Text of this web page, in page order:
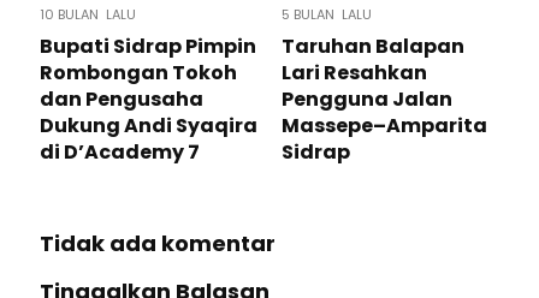
10 BULAN LALU
Bupati Sidrap Pimpin
Rombongan Tokoh
dan Pengusaha
Dukung Andi Syaqira
di D’Academy 7
5 BULAN LALU
Taruhan Balapan
Lari Resahkan
Pengguna Jalan
Massepe–Amparita
Sidrap
Tidak ada komentar
Tinggalkan Balasan